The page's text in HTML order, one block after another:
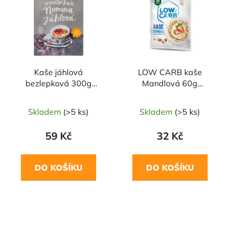
Kaše jáhlová
bezlepková 300g
Skladem (>5 ks)
59 Kč
DO KOŠÍKU
LOW CARB kaše
Mandlová 60g
Skladem (>5 ks)
32 Kč
DO KOŠÍKU